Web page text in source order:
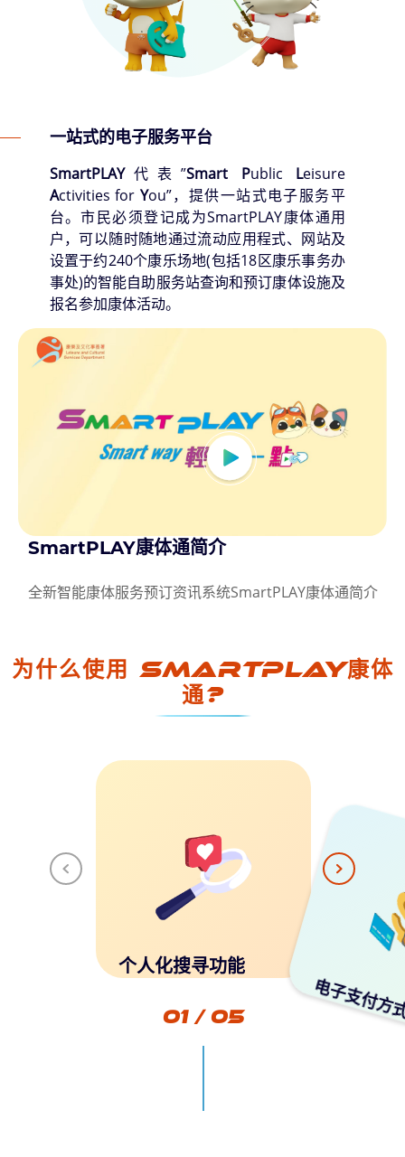
一站式的电子服务平台
SmartPLAY代表”Smart Public Leisure
Activities for You”，提供一站式电子服务平
台。市民必须登记成为SmartPLAY康体通用
户，可以随时随地通过流动应用程式、网站及
设置于约240个康乐场地(包括18区康乐事务办
事处)的智能自助服务站查询和预订康体设施及
报名参加康体活动。
SmartPLAY康体通简介
全新智能康体服务预订资讯系统SmartPLAY康体通简介
为什么使用 SmartPLAY康体
通?
个人化搜寻功能
电子支付方
01 / 05